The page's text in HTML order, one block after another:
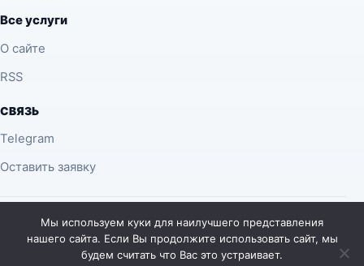
Все услуги
О сайте
RSS
СВЯЗЬ
Telegram
Оставить заявку
© 2026 desing.com.ua — материалы о SEO, веб-дизайне,
разработке, поиске и ИИ для веб-мастеров.
Сайт помогает разбираться в поиске, контенте, интерфейсах
Мы используем куки для наилучшего представления
нашего сайта. Если Вы продолжите использовать сайт, мы
будем считать что Вас это устраивает.